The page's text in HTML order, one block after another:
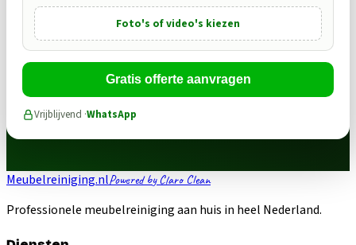
Foto's of video's kiezen
Gratis offerte aanvragen
Vrijblijvend ·WhatsApp
Meubelreiniging.nlPowered by Claro Clean
Professionele meubelreiniging aan huis in heel Nederland.